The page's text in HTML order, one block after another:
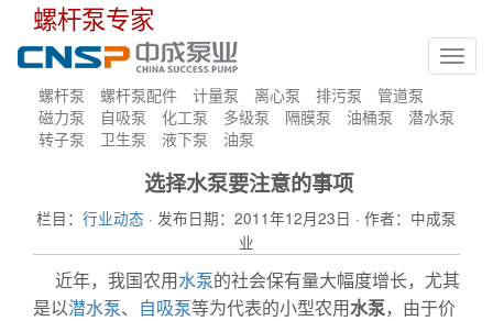
螺杆泵专家
螺杆泵 螺杆泵配件 计量泵 离心泵 排污泵
管道泵
磁力泵
自吸泵 化工泵 多级泵 隔膜泵 油桶泵
潜水泵
转子泵
卫生泵 液下泵 油泵
选择水泵要注意的事项
栏目： 行业动态 · 发布日期：2011年12月23日 · 作者：中成泵
业
近年，我国农用水泵的社会保有量大幅度增长，尤其
是以潜水泵、 自吸泵等为代表的小型农用水泵，由于价